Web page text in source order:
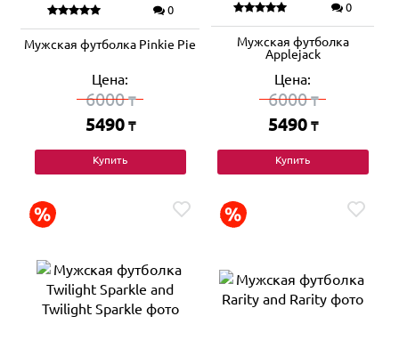
0
Мужская футболка Pinkie Pie
Цена:
6000₸
5490 ₸
Купить
0
Мужская футболка
Applejack
Цена:
6000₸
5490 ₸
Купить